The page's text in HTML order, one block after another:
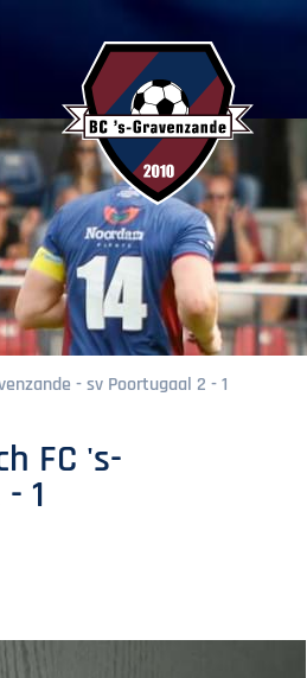
BC ‘s-Gravenzande
- sv Poortugaal 2 - 1
FC 's-
1